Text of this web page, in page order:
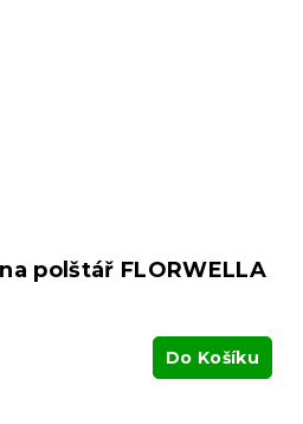
polštář FLORWELLA
Do Košíku